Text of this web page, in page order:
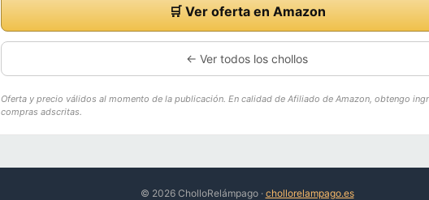
🛒 Ver oferta en Amazon
← Ver todos los chollos
Oferta y precio válidos al momento de la publicación. En calidad de Afiliado de Amazon, obtengo
compras adscritas.
© 2026 CholloRelámpago · chollorelampago.es